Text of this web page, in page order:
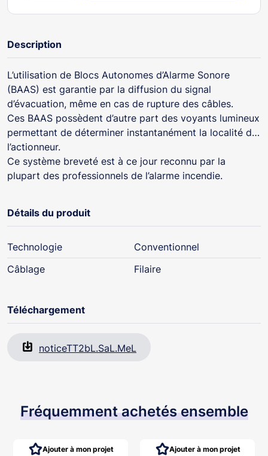
Description
L’utilisation de Blocs Autonomes d’Alarme Sonore
(BAAS) est garantie par la diffusion du signal
d’évacuation, même en cas de rupture des câbles.
Ces BAAS possèdent d’autre part des voyants lumineux
permettant de déterminer instantanément la localité de
l’actionneur.
Ce système breveté est à ce jour reconnu par la
plupart des professionnels de l’alarme incendie.
Détails du produit
Technologie
Conventionnel
Câblage
Filaire
Téléchargement
noticeTT2bL.SaL.MeL
Fréquemment achetés ensemble
Ajouter à mon projet Ajouter à mon projet